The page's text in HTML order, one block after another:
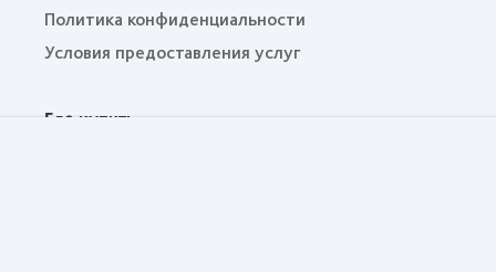
Политика конфиденциальности
Условия предоставления услуг
Где купить